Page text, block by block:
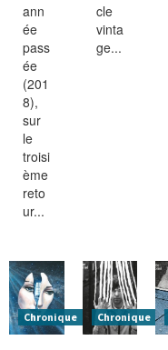
ann
ée
pass
ée
(201
8),
sur
le
troisi
ème
reto
ur...
cle
vinta
ge...
Chronique Chronique